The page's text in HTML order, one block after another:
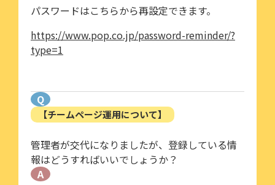
パスワードはこちらから再設定できます。
https://www.pop.co.jp/password-reminder/?
type=1
Q
【チームページ運用について】
管理者が交代になりましたが、登録している情
報はどうすればいいでしょうか？
A